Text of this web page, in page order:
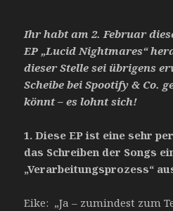
Ihr habt am 2. Februar
EP „Lucid Nightmares“
dieserStelle sei übrigens
Scheibe bei Spootify & Co.
könnt –es lohnt sich!
1.Diese EP ist eine sehr
das Schreiben der Songs
„Verarbeitungsprozess“
Eike: „Ja – zumindest zum